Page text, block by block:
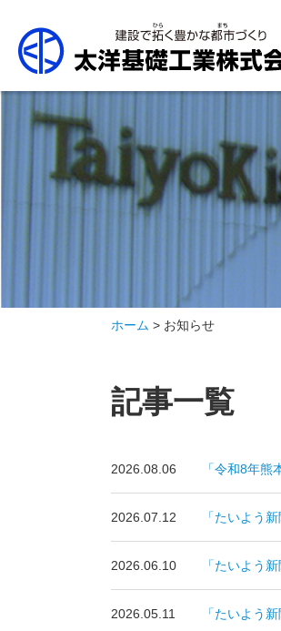
ホーム > お知らせ
記事一覧
2026.08.06 「令和8年
2026.07.12 「たいよう
2026.06.10 「たいよう
2026.05.11 「たいよう